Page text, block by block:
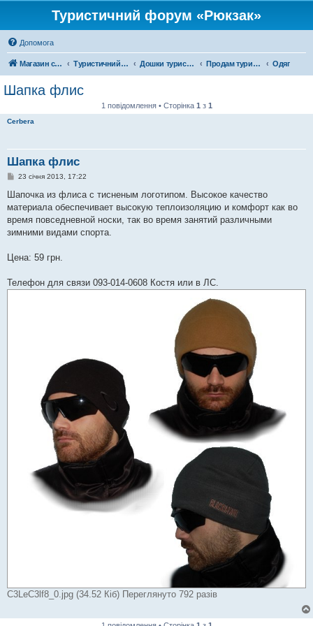
Туристичний форум «Рюкзак»
Допомога
Магазин спорядження Туристичний форум «Рюкзак» Дошки туристичних оголошень Продам туристичне спорядження Одяг
Шапка флис
1 повідомлення • Сторінка 1 з 1
Cerbera
Шапка флис
П
в
д
о
л
н
23 січня 2013, 17:22
Шапочка из флиса с тисненым логотипом. Высокое качество
материала обеспечивает высокую теплоизоляцию и комфорт как во
время повседневной носки, так во время занятий различными
зимними видами спорта.
Цена: 59 грн.
Телефон для связи 093-014-0608 Костя или в ЛС.
C3LeC3lf8_0.jpg (34.52 Кіб) Переглянуто 792 разів